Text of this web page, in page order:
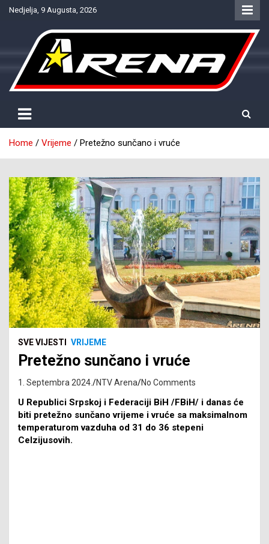
SkipNedjelja, 9 Augusta, 2026
NTV Arena
Home Vrijeme Pretežno sunčano i vruće
SVE VIJESTI VRIJEME
Pretežno sunčano i vruće
1. Septembra 2024. NTV Arena No Comments
U Republici Srpskoj i Federaciji BiH /FBiH/ i danas će
biti pretežno sunčano vrijeme i vruće sa maksimalnom
temperaturom vazduha od 31 do 36 stepeni
Celzijusovih.